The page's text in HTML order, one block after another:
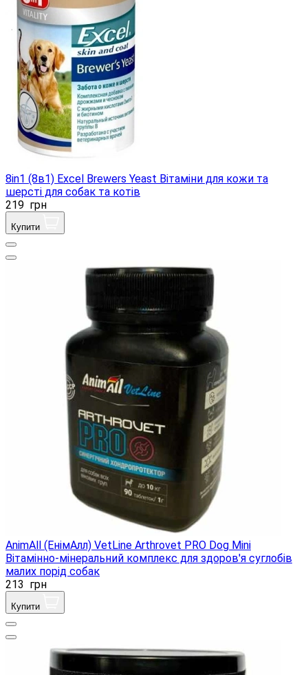
8in1 (8в1) Excel Brewers Yeast Вітаміни для кожи та
шерсті для собак та котів
219 грн
Купити
AnimAll (ЕнімАлл) VetLine Arthrovet PRO Dog Mini
Вітамінно-мінеральний комплекс для здоров'я суглобів
малих порід собак
213 грн
Купити